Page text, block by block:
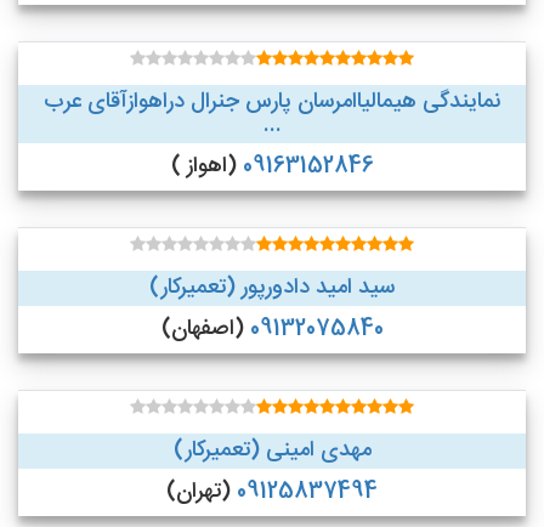
نمایندگی هیمالیاامرسان پارس جنرال دراهوازآقای عرب
...
09163152846(اهواز )
سید امید دادورپور (تعمیرکار)
09132075840(اصفهان)
مهدی امینی (تعمیرکار)
09125837494(تهران)